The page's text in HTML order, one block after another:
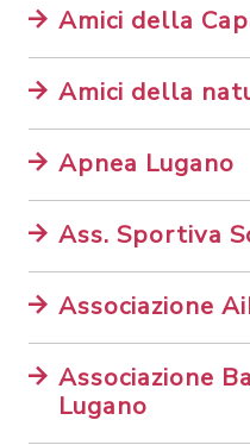
Amici della
Amici della
Apnea Lugano
Ass. Sportiva
Associazione
Associazione
Lugano